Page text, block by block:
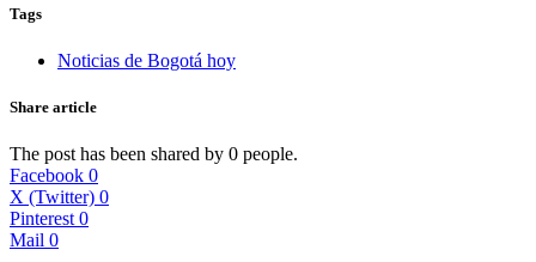
Tags
Noticias de Bogotá hoy
Share article
The post has been shared by 0 people.
Facebook 0
X (Twitter) 0
Pinterest 0
Mail 0